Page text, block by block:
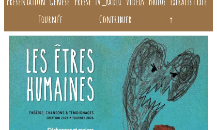
Tournée
Contribuer ↑